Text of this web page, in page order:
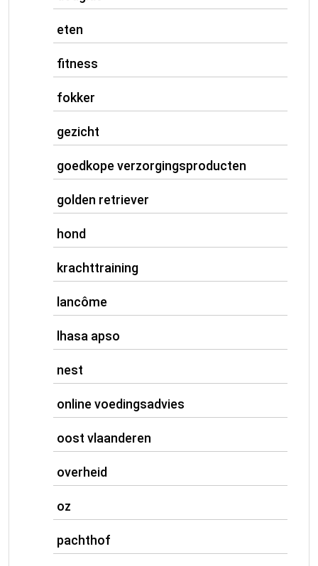
eten
fitness
fokker
gezicht
goedkope verzorgingsproducten
golden retriever
hond
krachttraining
lancôme
lhasa apso
nest
online voedingsadvies
oost vlaanderen
overheid
oz
pachthof